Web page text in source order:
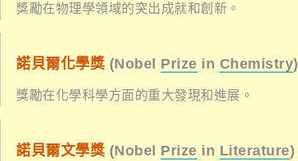
獎勵在物理學領域的突出成就和創新。
諾貝爾化學獎 (Nobel Prize in Chemistry)
獎勵在化學科學方面的重大發現和進展。
諾貝爾文學獎 (Nobel Prize in Literature)